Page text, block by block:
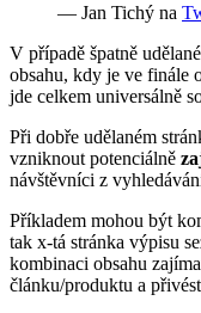
— Jan Tichý na
V případě špatně
obsahu, kdy je ve finále
jde celkem universálně
Při dobře udělaném
vzniknout potenciálně
návštěvníci z
Příkladem mohou být
tak x-tá stránka výpisu
kombinaci obsahu
článku/produktu a